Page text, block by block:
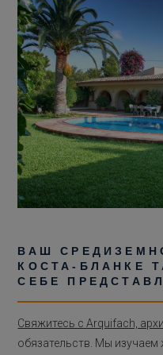
ВАШ
КОСТА-БЛАНКЕ
СЕБЕ
Свяжитесь с Arquifach,
обязательств. Мы